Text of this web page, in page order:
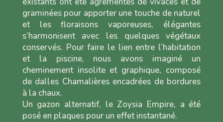
graminées pour apporter une touche de naturel
et les floraisons vaporeuses, élégantes
s’harmonisent avec les quelques végétaux
conservés. Pour faire le lien entre l’habitation
et la piscine, nous avons imaginé un
cheminement insolite et graphique, composé
de dalles Chamalières encadrées de bordures
à la chaux.
Un gazon alternatif, le Zoysia Empire, a été
posé en plaques pour un effet instantané.